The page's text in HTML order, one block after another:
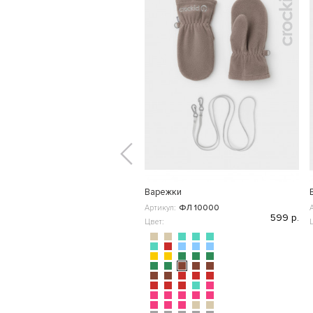
Варежки
Артикул: ФЛ 10000
Цвет:
599 р.